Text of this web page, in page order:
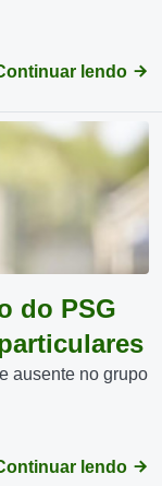
lendo
do PSG
ausente no grupo
lendo